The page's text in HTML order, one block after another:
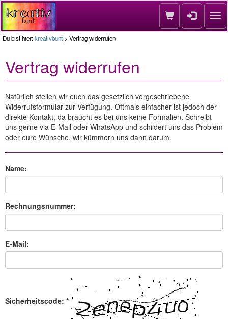
Du bist hier:kreativbunt > Vertrag widerrufen
Vertrag widerrufen
Natürlich stellen wir euch das gesetzlich vorgeschriebene
Widerrufsformular zur Verfügung. Oftmals einfacher ist jedoch der
direkte Kontakt, da braucht es bei uns keine Formalien. Schreibt
uns gerne via E-Mail oder WhatsApp und schildert uns das Problem
oder eure Wünsche, wir kümmern uns dann darum.
Name:
Rechnungsnummer:
E-Mail:
Sicherheitscode: *